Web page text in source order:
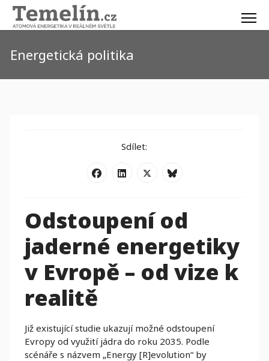
Energetická politika
Sdílet:
Odstoupení od
jaderné energetiky
v Evropě – od vize k
realitě
Již existující studie ukazují možné odstoupení
Evropy od využití jádra do roku 2035. Podle
scénáře s názvem „Energy [R]evolution“ by